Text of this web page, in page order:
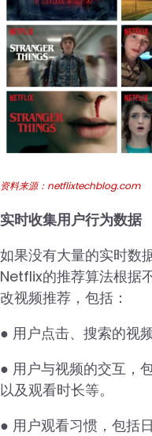
资料来源：netflixtechblog.com
实时收集用户行为数据
如果没有大量的实时数
Netflix的推荐算法根据
改视频推荐，包括：
● 用户点击、搜索的视
● 用户与视频的交互，
以及观看时长等。
● 用户观看习惯，包括